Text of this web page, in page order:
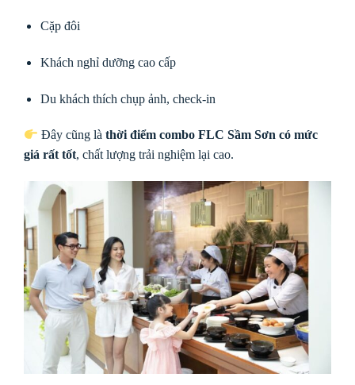
Cặp đôi
Khách nghỉ dưỡng cao cấp
Du khách thích chụp ảnh, check-in
Đây cũng làthời điểm combo FLC Sầm Sơn có mức
giá rất tốt, chất lượng trải nghiệm lại cao.